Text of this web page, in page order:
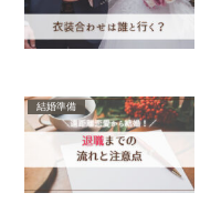
結婚準備